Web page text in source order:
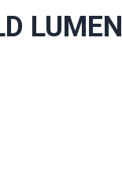
LUMEN